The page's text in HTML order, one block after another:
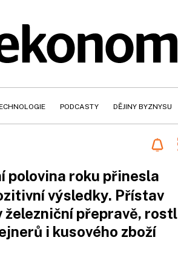
PODCASTY DĚJINY BYZNYSU
polovina roku přinesla
výsledky. Přístav
železniční přepravě, rostl
i kusového zboží